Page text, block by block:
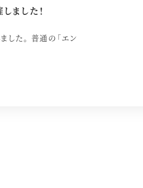
ました！
した。 普通の「エン